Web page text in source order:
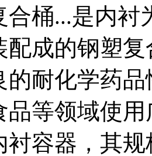
...是内衬
配成的钢塑
的耐化学药
品等领域使
器，其规